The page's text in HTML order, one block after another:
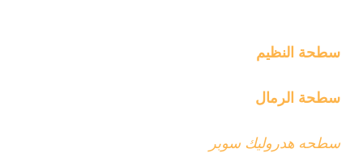
سطحة النظيم
سطحة الرمال
سطحه هدروليك سوبر